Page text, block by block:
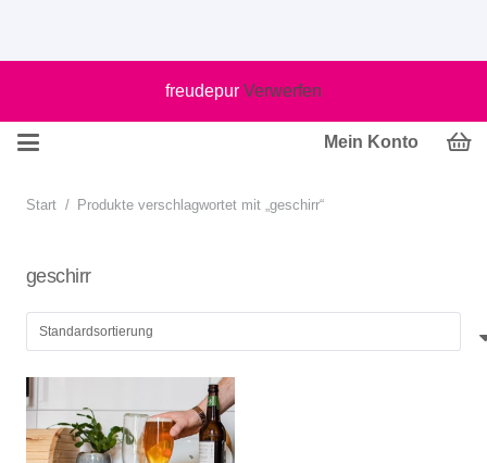
freudepur Verwerfen
Mein Konto
Start / Produkte verschlagwortet mit „geschirr“
geschirr